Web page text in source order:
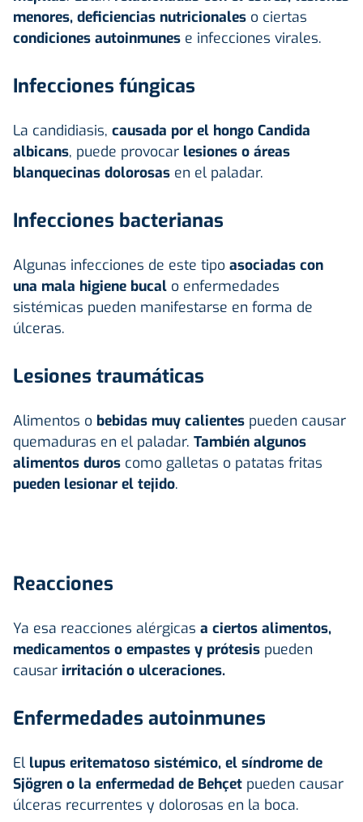
menores, deficiencias nutricionales o ciertas
condiciones autoinmunes e infecciones virales.
Infecciones fúngicas
La candidiasis, causada por el hongo Candida
albicans, puede provocar lesiones o áreas
blanquecinas dolorosas en el paladar.
Infecciones bacterianas
Algunas infecciones de este tipo asociadas con
una mala higiene bucal o enfermedades
sistémicas pueden manifestarse en forma de
úlceras.
Lesiones traumáticas
Alimentos o bebidas muy calientes pueden causar
quemaduras en el paladar. También algunos
alimentos duros como galletas o patatas fritas
pueden lesionar el tejido.
Reacciones
Ya esa reacciones alérgicas a ciertos alimentos,
medicamentos o empastes y prótesis pueden
causar irritación o ulceraciones.
Enfermedades autoinmunes
El lupus eritematoso sistémico, el síndrome de
Sjögren o la enfermedad de Behçet pueden causar
úlceras recurrentes y dolorosas en la boca.